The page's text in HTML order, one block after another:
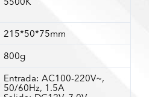
215*50*75mm
800g
Entrada: AC100-220V~,
50/60Hz, 1.5A